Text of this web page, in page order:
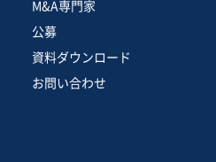
M&A専門家
公募
資料ダウンロード
お問い合わせ